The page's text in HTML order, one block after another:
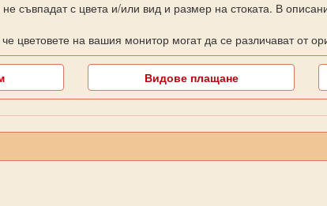
съвпадат с цвета и/или вид и размер на стоката. В
цветовете на вашия монитор могат да се различават от
Видове плащане